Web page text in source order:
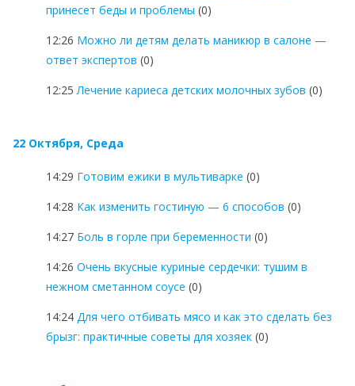
принесет беды и проблемы (0)
12:26 Можно ли детям делать маникюр в салоне —
ответ экспертов (0)
12:25 Лечение кариеса детских молочных зубов (0)
22 Октября, Среда
14:29 Готовим ежики в мультиварке (0)
14:28 Как изменить гостиную — 6 способов (0)
14:27 Боль в горле при беременности (0)
14:26 Очень вкусные куриные сердечки: тушим в
нежном сметанном соусе (0)
14:24 Для чего отбивать мясо и как это сделать без
брызг: практичные советы для хозяек (0)